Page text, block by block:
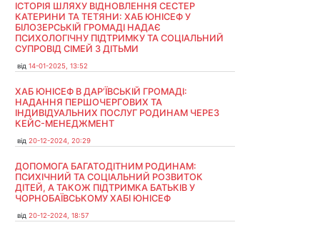
ІСТОРІЯ ШЛЯХУ ВІДНОВЛЕННЯ СЕСТЕР
КАТЕРИНИ ТА ТЕТЯНИ: ХАБ ЮНІСЕФ У
БІЛОЗЕРСЬКІЙ ГРОМАДІ НАДАЄ
ПСИХОЛОГІЧНУ ПІДТРИМКУ ТА СОЦІАЛЬНИЙ
СУПРОВІД СІМЕЙ З ДІТЬМИ
від 14-01-2025, 13:52
ХАБ ЮНІСЕФ В ДАР’ЇВСЬКІЙ ГРОМАДІ:
НАДАННЯ ПЕРШОЧЕРГОВИХ ТА
ІНДИВІДУАЛЬНИХ ПОСЛУГ РОДИНАМ ЧЕРЕЗ
КЕЙС-МЕНЕДЖМЕНТ
від 20-12-2024, 20:29
ДОПОМОГА БАГАТОДІТНИМ РОДИНАМ:
ПСИХІЧНИЙ ТА СОЦІАЛЬНИЙ РОЗВИТОК
ДІТЕЙ, А ТАКОЖ ПІДТРИМКА БАТЬКІВ У
ЧОРНОБАЇВСЬКОМУ ХАБІ ЮНІСЕФ
від 20-12-2024, 18:57